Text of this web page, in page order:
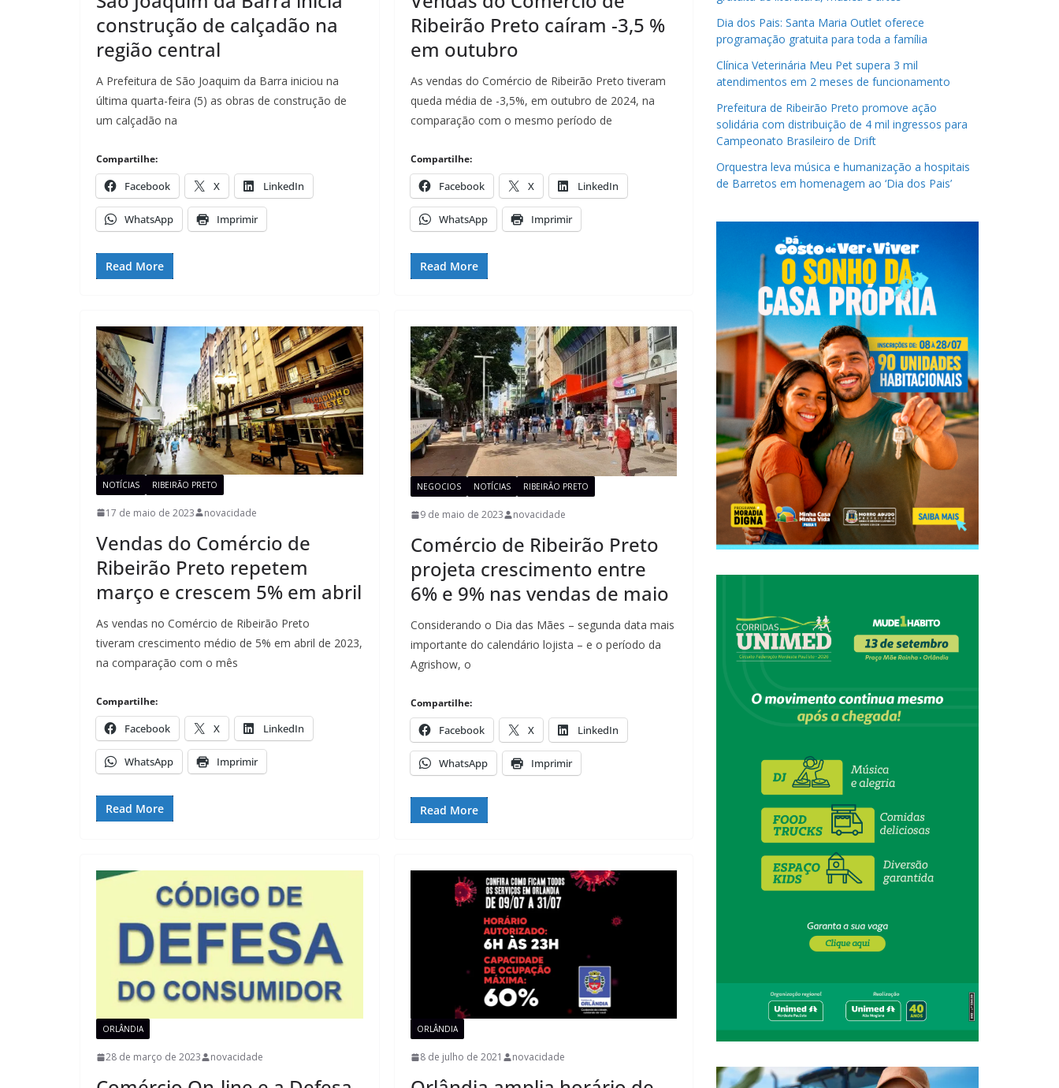
construção de calçadão na
região central
A Prefeitura de São Joaquim da Barra iniciou na
última quarta-feira (5) as obras de construção de
um calçadão na
Compartilhe:
Facebook X LinkedIn
WhatsApp Imprimir
Read More
Ribeirão Preto caíram -3,5 %
em outubro
As vendas do Comércio de Ribeirão Preto tiveram
queda média de -3,5%, em outubro de 2024, na
comparação com o mesmo período de
Compartilhe:
Facebook X LinkedIn
WhatsApp Imprimir
Read More
NOTÍCIAS RIBEIRÃO PRETO
17 de maio de 2023 novacidade
Vendas do Comércio de
Ribeirão Preto repetem
março e crescem 5% em abril
As vendas no Comércio de Ribeirão Preto
tiveram crescimento médio de 5% em abril de 2023,
na comparação com o mês
Compartilhe:
Facebook X LinkedIn
WhatsApp Imprimir
Read More
NEGOCIOS NOTÍCIAS RIBEIRÃO PRETO
9 de maio de 2023 novacidade
Comércio de Ribeirão Preto
projeta crescimento entre
6% e 9% nas vendas de maio
Considerando o Dia das Mães – segunda data mais
importante do calendário lojista – e o período da
Agrishow, o
Compartilhe:
Facebook X LinkedIn
WhatsApp Imprimir
Read More
ORLÂNDIA
28 de março de 2023 novacidade
ORLÂNDIA
8 de julho de 2021 novacidade
Dia dos Pais: Santa Maria Outlet oferece
programação gratuita para toda a família
Clínica Veterinária Meu Pet supera 3 mil
atendimentos em 2 meses de funcionamento
Prefeitura de Ribeirão Preto promove ação
solidária com distribuição de 4 mil ingressos para
Campeonato Brasileiro de Drift
Orquestra leva música e humanização a hospitais
de Barretos em homenagem ao ‘Dia dos Pais’